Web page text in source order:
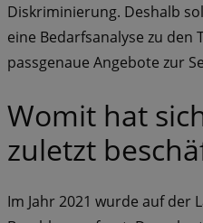
Diskriminierung. Deshalb
eine Bedarfsanalyse zu
passgenaue Angebote zur
Womit hat
zuletzt
Im Jahr 2021 wurde auf der